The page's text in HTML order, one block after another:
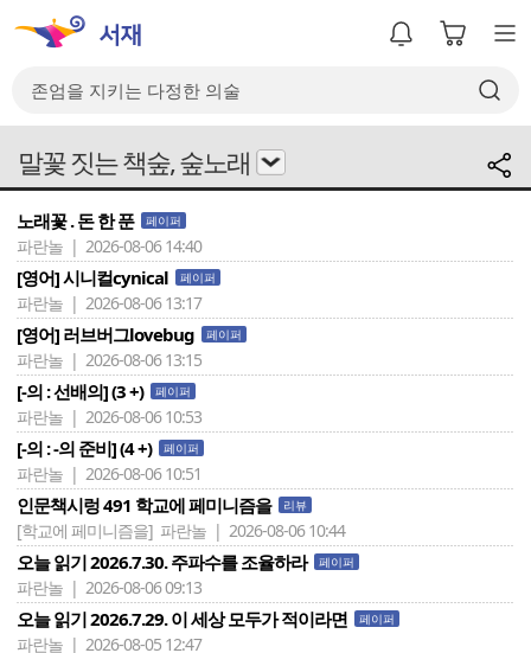
말꽃 짓는 책숲, 숲노래
노래꽃 . 돈 한 푼 페이퍼
파란놀 | 2026-08-06 14:40
[영어] 시니컬cynical 페이퍼
파란놀 | 2026-08-06 13:17
[영어] 러브버그lovebug 페이퍼
파란놀 | 2026-08-06 13:15
[-의 : 선배의] (3 +) 페이퍼
파란놀 | 2026-08-06 10:53
[-의 : -의 준비] (4 +) 페이퍼
파란놀 | 2026-08-06 10:51
인문책시렁 491 학교에 페미니즘을 리뷰
[학교에 페미니즘을] 파란놀 | 2026-08-06 10:44
오늘 읽기 2026.7.30. 주파수를 조율하라 페이퍼
파란놀 | 2026-08-06 09:13
오늘 읽기 2026.7.29. 이 세상 모두가 적이라면 페이퍼
파란놀 | 2026-08-05 12:47